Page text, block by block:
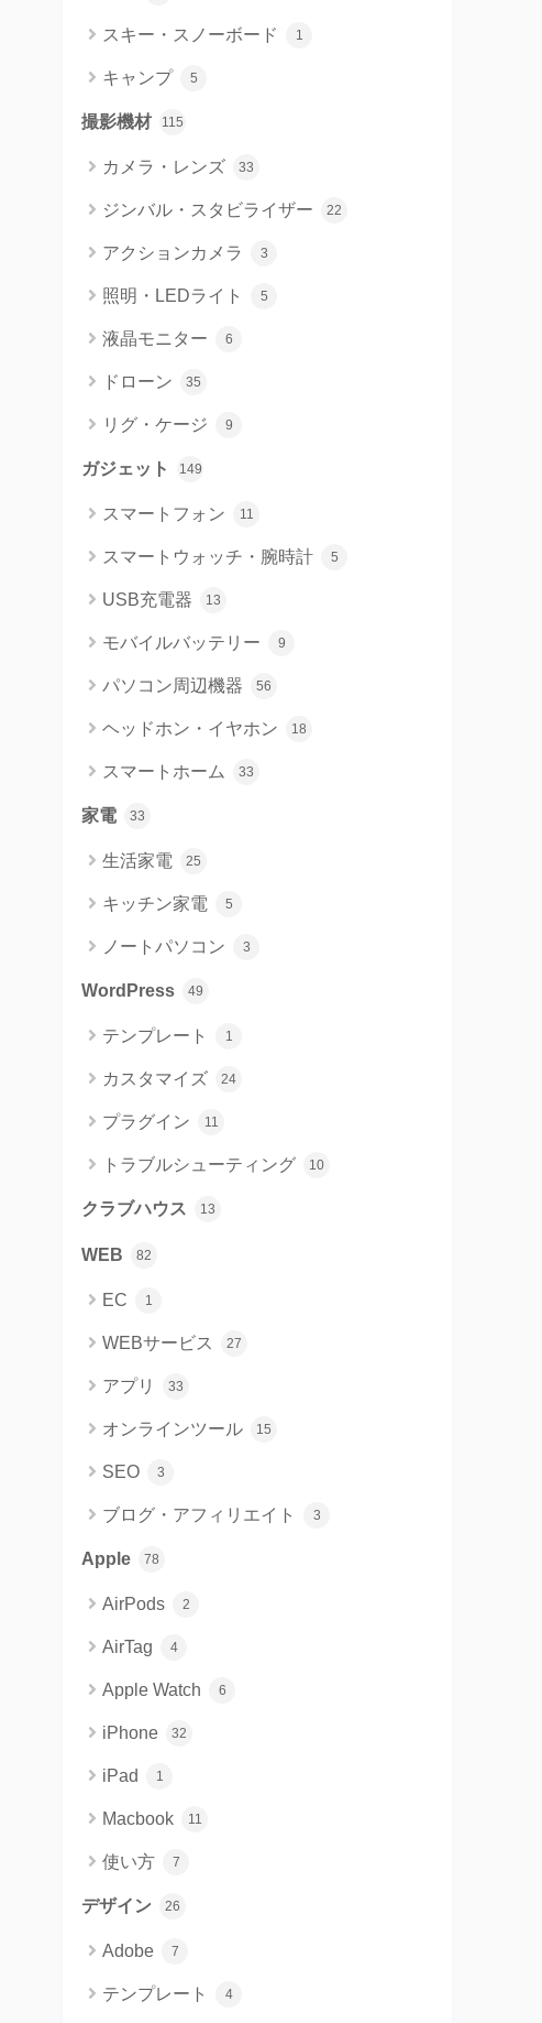
スキー・スノーボード 1
キャンプ 5
撮影機材 115
カメラ・レンズ 33
ジンバル・スタビライザー 22
アクションカメラ 3
照明・LEDライト 5
液晶モニター 6
ドローン 35
リグ・ケージ 9
ガジェット 149
スマートフォン 11
スマートウォッチ・腕時計 5
USB充電器 13
モバイルバッテリー 9
パソコン周辺機器 56
ヘッドホン・イヤホン 18
スマートホーム 33
家電 33
生活家電 25
キッチン家電 5
ノートパソコン 3
WordPress 49
テンプレート 1
カスタマイズ 24
プラグイン 11
トラブルシューティング 10
クラブハウス 13
WEB 82
EC 1
WEBサービス 27
アプリ 33
オンラインツール 15
SEO 3
ブログ・アフィリエイト 3
Apple 78
AirPods 2
AirTag 4
Apple Watch 6
iPhone 32
iPad 1
Macbook 11
使い方 7
デザイン 26
Adobe 7
テンプレート 4